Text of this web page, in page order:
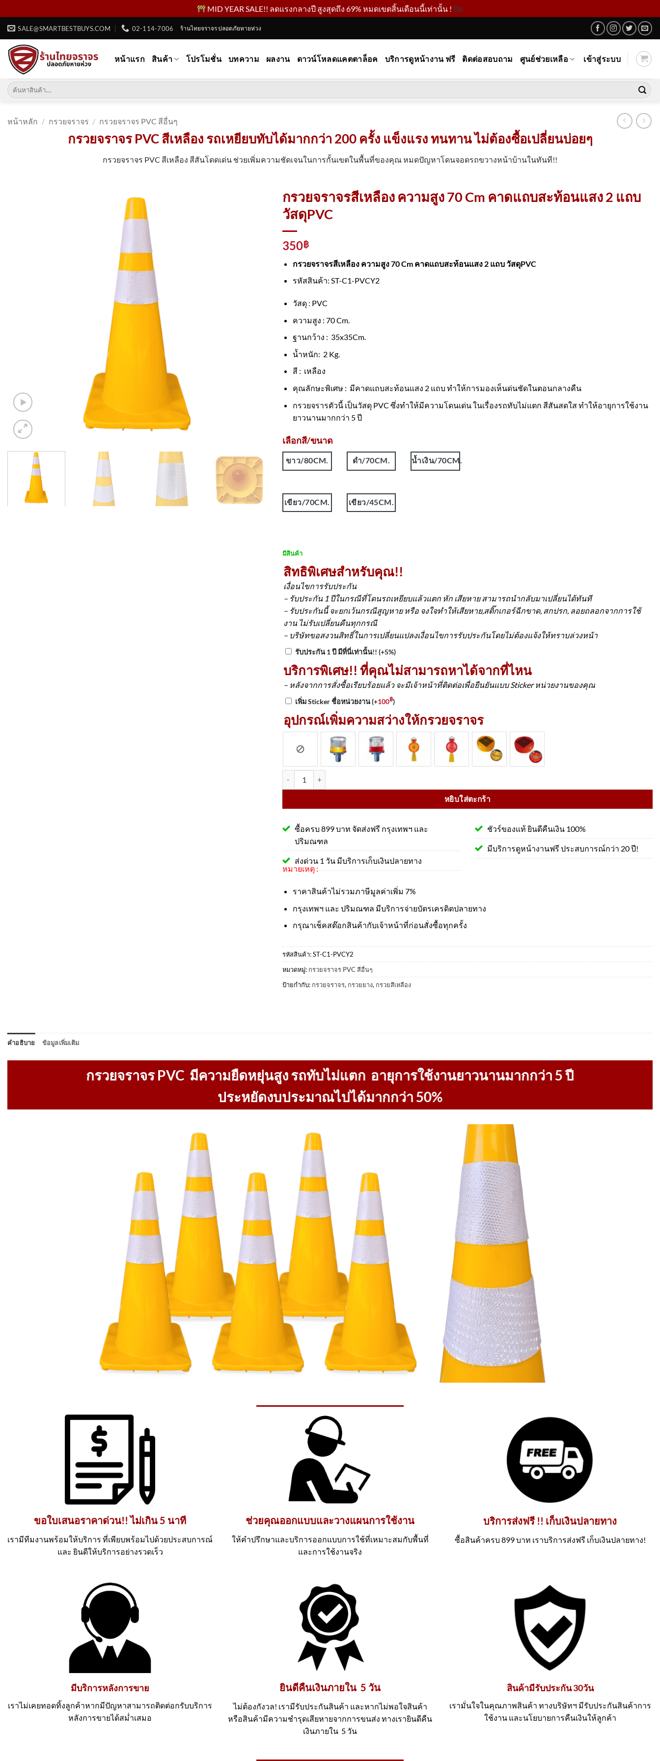
MID YEAR SALE!! ลดแรงกลางปี สูงสุดถึง 69% หมดเขตสิ้นเดือนนี้เท่านั้น !ปิด
ข้าม
เนื้อหา
SALE@SMARTBESTBUYS.COM 02-114-7006 ร้านไทยจราจร ปลอดภัยหายห่วง
หน้าแรก สินค้า โปรโมชั่น บทความ ผลงาน ดาวน์โหลดแคตตาล็อค บริการดูหน้างาน ฟรี ติดต่อสอบถาม ศูนย์ช่วยเหลือ เข้าสู่ระบบ
ค้นหา:
หน้าหลัก / กรวยจราจร / กรวยจราจร PVC สีอื่นๆ
กรวยจราจร PVC สีเหลือง รถเหยียบทับได้มากกว่า 200 ครั้ง แข็งแรง ทนทาน ไม่ต้องซื้อเปลี่ยนบ่อยๆ
กรวยจราจร PVC สีเหลือง สีสันโดดเด่น ช่วยเพิ่มความชัดเจนในการกั้นเขตในพื้นที่ของคุณ หมดปัญหาโดนจอดรถขวางหน้าบ้านในทันที!!
กรวยจราจรสีเหลือง ความสูง 70 Cm คาดแถบสะท้อนแสง 2 แถบ
วัสดุPVC
350฿
กรวยจราจรสีเหลือง ความสูง 70 Cm คาดแถบสะท้อนแสง 2 แถบ วัสดุPVC
รหัสสินค้า: ST-C1-PVCY2
วัสดุ : PVC
ความสูง : 70 Cm.
ฐานกว้าง : 35x35Cm.
น้ำหนัก: 2 Kg.
สี : เหลือง
คุณลักษะพิเศษ : มีคาดแถบสะท้อนแสง 2 แถบ ทำให้การมองเห็นด่นชัดในตอนกลางคืน
กรวยจรารตัวนี้ เป็นวัสดุ PVC ซึ่งทำให้มีความโดนเด่น ในเรื่องรถทับไม่แตก สีสันสดใส ทำให้อายุการใช้งาน
ยาวนานมากกว่า 5 ปี
เลือกสี/ขนาด
ขาว/80CM. ดำ/70CM. น้ำเงิน/70CM.
เขียว/70CM. เขียว/45CM.
มีสินค้า
สิทธิพิเศษสำหรับคุณ!!
เงื่อนไขการรับประกัน
– รับประกัน 1 ปีในกรณีที่โดนรถเหยียบแล้วแตก หัก เสียหาย สามารถนำกลับมาเปลี่ยนได้ทันที
– รับประกันนี้ จะยกเว้นกรณีสูญหาย หรือ จงใจทำให้เสียหาย,สติ๊กเกอร์ฉีกขาด, สกปรก, ลอยถลอกจากการใช้
งาน ไม่รับเปลี่ยนคืนทุกกรณี
– บริษัทขอสงวนสิทธิ์ในการเปลี่ยนแปลงเงื่อนไขการรับประกันโดยไม่ต้องแจ้งให้ทราบล่วงหน้า
รับประกัน 1 ปี มีที่นี่เท่านั้น!! (+5%)
บริการพิเศษ!! ที่คุณไม่สามารถหาได้จากที่ไหน
– หลังจากการสั่งซื้อเรียบร้อยแล้ว จะมีเจ้าหน้าที่ติดต่อเพื่อยืนยันแบบ Sticker หน่วยงานของคุณ
เพิ่ม Sticker ชื่อหน่วยงาน(+100฿)
อุปกรณ์เพิ่มความสว่างให้กรวยจราจร
หยิบใส่ตะกร้า
ซื้อครบ 899 บาท จัดส่งฟรี กรุงเทพฯ และ
ปริมณฑล
ส่งด่วน 1 วัน มีบริการเก็บเงินปลายทาง
ชัวร์ของแท้ ยินดีคืนเงิน 100%
มีบริการดูหน้างานฟรี ประสบการณ์กว่า 20 ปี!
หมายเหตุ :
ราคาสินค้าไม่รวมภาษีมูลค่าเพิ่ม 7%
กรุงเทพฯ และ ปริมณฑล มีบริการจ่ายบัตรเครดิตปลายทาง
กรุณาเช็คสต๊อกสินค้ากับเจ้าหน้าที่ก่อนสั่งซื้อทุกครั้ง
รหัสสินค้า:ST-C1-PVCY2
หมวดหมู่: กรวยจราจร PVC สีอื่นๆ
ป้ายกำกับ: กรวยจราจร, กรวยยาง, กรวยสีเหลือง
คำอธิบาย ข้อมูลเพิ่มเติม
กรวยจราจร PVC มีความยืดหยุ่นสูง รถทับไม่แตก อายุการใช้งานยาวนานมากกว่า 5 ปี
ประหยัดงบประมาณไปได้มากกว่า 50%
ขอใบเสนอราคาด่วน!! ไม่เกิน 5 นาที
เรามีทีมงานพร้อมให้บริการ ที่เพียบพร้อมไปด้วยประสบการณ์
และ ยินดีให้บริการอย่างรวดเร็ว
ช่วยคุณออกแบบและวางแผนการใช้งาน
ให้คำปรึกษาและบริการออกแบบการใช้ที่เหมาะสมกับพื้นที่
และการใช้งานจริง
บริการส่งฟรี !! เก็บเงินปลายทาง
ซื้อสินค้าครบ 899 บาท เราบริการส่งฟรี เก็บเงินปลายทาง!
มีบริการหลังการขาย
เราไม่เคยทอดทิ้งลูกค้าหากมีปัญหาสามารถติดต่อกรับบริการ
หลังการขายได้สม่ำเสมอ
ยินดีคืนเงินภายใน 5 วัน
ไม่ต้องกังวล! เรามีรับประกันสินค้า และหากไม่พอใจสินค้า
หรือสินค้ามีความชำรุดเสียหายจากการขนส่ง ทางเรายินดีคืน
เงินภายใน 5 วัน
สินค้ามีรับประกัน 30วัน
เรามั่นใจในคุณภาพสินค้า ทางบริษัทฯ มีรับประกันสินค้าการ
ใช้งาน และนโยบายการคืนเงินให้ลูกค้า